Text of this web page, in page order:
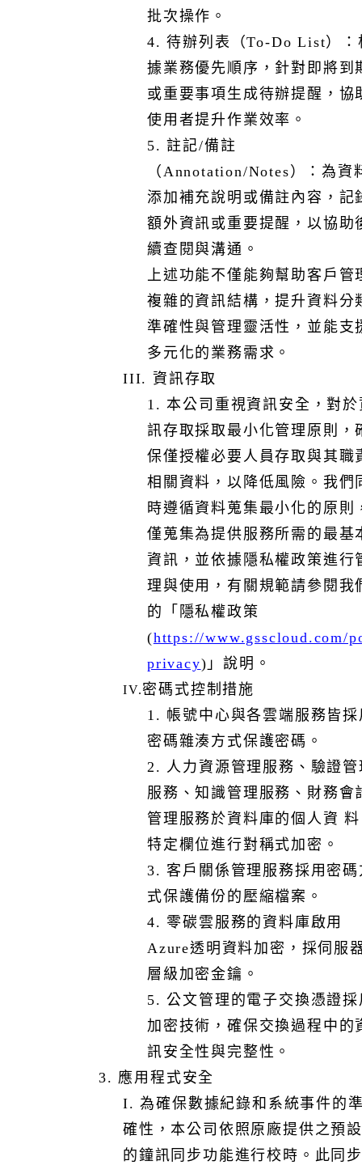
III. 為確保本公司雲端服務的操作安全性，將針對各個雲
端服務提供操作手冊 / 教育訓練影片，以減少可能影響雲
端服務運作之潛在風險。部分資訊可能因安全性考量而限
制提供。若需進一步了解操作安全性相關規範或申請相關
報告，請透過「本網站」的線上客服功能聯繫客服人員或
留言，並提交申請及相關佐證資料。
術性掃描，識別系統中的安全弱點，並進行漏洞修補。部
分檢測報告的提供可能會受限，根據服務需求與揭露政
策，我們將有限制的提供檢測報告。檢測報告請透過「本
網站」的線上客服功能接洽客服人員或留言，並提出申請
及相關佐證資料後，由本公司進行後續作業。
I. 本公司已針對資訊安全管理系統進行實作，並定期接受
獨立第三方稽核，確保符合國際標準與安全要求。因第三
報告內容，請透過「本網站」的線上客服功能聯繫客服人
員或留言，並提交申請及相關佐證資料。
II. 本公司將據此進行後續處理，惟您需同意將稽核報告視
最長6個月，逾期後將依規定自動刪除，並提供適當的方式
協助客戶保存日誌紀錄，以符合法規與客戶內部管理需
求。系統會記錄帳戶相關變更行為，客戶可透過系統查詢
誌記錄範圍可能有所不同，包括使用者操作記錄、系統錯
誤日誌或安全性事件...等，內容將依據各服務特性而定。
我們建議客戶定期下載並保存日誌紀錄，確保合規性。
七. 本公司雲端服務預設的資料備份與日誌留存期限已於前
開「資訊安全管控」述明。如您有延長留存期限的需求，
可能需額外支付儲存及管理費用，建議您根據業務需求進
行評估，並與我們聯繫以取得客製化的解決方案，相關細
人身攻擊、侵犯他人隱私、色情之文字、圖片或影像，亦
不得有從事違反公共秩序、善良風俗，或有違中華民國法
8. 您須遵守資訊安全及個人資料保護相關法規、智慧財產
權與網際網路國際慣例相關規定。若違反規定，您須自行
以上事項如有違反狀況
三. 資安 / 個資事件回應
等相關議題具備有效的事件回應機制，並降低服務中斷之
批次操作。
4. 待辦列表（To-Do List）：
據業務優先順序，針對即將到
或重要事項生成待辦提醒，協
使用者提升作業效率。
5. 註記/備註
（Annotation/Notes）：為資
添加補充說明或備註內容，記
額外資訊或重要提醒，以協助
續查閱與溝通。
上述功能不僅能夠幫助客戶管
複雜的資訊結構，提升資料分
準確性與管理靈活性，並能支
多元化的業務需求。
III. 資訊存取
1. 本公司重視資訊安全，對於
訊存取採取最小化管理原則，
保僅授權必要人員存取與其職
相關資料，以降低風險。我們
時遵循資料蒐集最小化的原則
僅蒐集為提供服務所需的最基
資訊，並依據隱私權政策進行
理與使用，有關規範請參閱我
的「隱私權政策
(https://www.gsscloud.com/
privacy) 」說明。
IV.密碼式控制措施
1. 帳號中心與各雲端服務皆採
密碼雜湊方式保護密碼。
2. 人力資源管理服務、驗證管
服務、知識管理服務、財務會
管理服務於資料庫的個人資 料
特定欄位進行對稱式加密。
3. 客戶關係管理服務採用密碼
式保護備份的壓縮檔案。
4. 零碳雲服務的資料庫啟用
Azure透明資料加密，採伺服
層級加密金鑰。
5. 公文管理的電子交換憑證採
加密技術，確保交換過程中的
訊安全性與完整性。
3. 應用程式安全
I. 為確保數據紀錄和系統事件的
確性，本公司依照原廠提供之預設
的鐘訊同步功能進行校時。此同步